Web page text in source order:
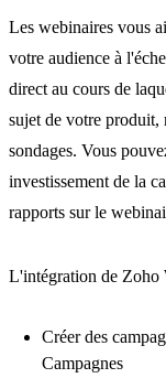
Les webinaires vous
votre audience à
direct au cours de
sujet de votre produit,
sondages. Vous
investissement de la
rapports sur le
L'intégration de Zoho
Créer des
Campagnes